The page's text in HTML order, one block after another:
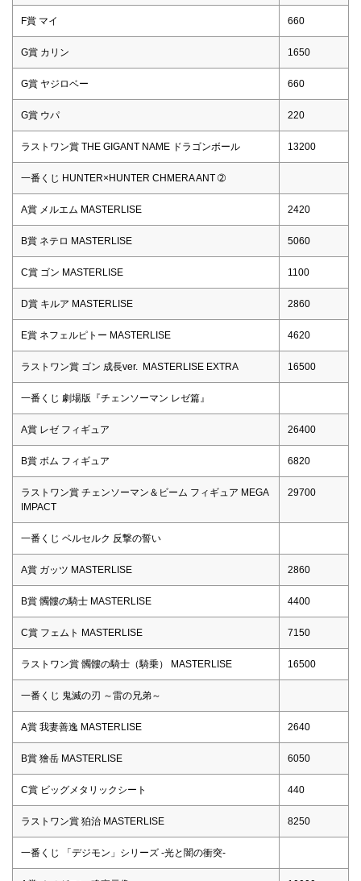
F賞 マイ 660
G賞 カリン 1650
G賞 ヤジロベー 660
G賞 ウパ 220
ラストワン賞 THE GIGANT NAME ドラゴンボール 13200
一番くじ HUNTER×HUNTER CHMERA ANT ➁
A賞 メルエム MASTERLISE 2420
B賞 ネテロ MASTERLISE 5060
C賞 ゴン MASTERLISE 1100
D賞 キルア MASTERLISE 2860
E賞 ネフェルピトー MASTERLISE 4620
ラストワン賞 ゴン 成長ver. MASTERLISE EXTRA 16500
一番くじ 劇場版『チェンソーマン レゼ篇』
A賞 レゼ フィギュア 26400
B賞 ボム フィギュア 6820
ラストワン賞 チェンソーマン＆ビーム フィギュア MEGA
IMPACT
29700
一番くじ ベルセルク 反撃の誓い
A賞 ガッツ MASTERLISE 2860
B賞 髑髏の騎士 MASTERLISE 4400
C賞 フェムト MASTERLISE 7150
ラストワン賞 髑髏の騎士（騎乗） MASTERLISE 16500
一番くじ 鬼滅の刃 ～雷の兄弟～
A賞 我妻善逸 MASTERLISE 2640
B賞 獪岳 MASTERLISE 6050
C賞 ビッグメタリックシート 440
ラストワン賞 狛治 MASTERLISE 8250
一番くじ 「デジモン」シリーズ -光と闇の衝突-